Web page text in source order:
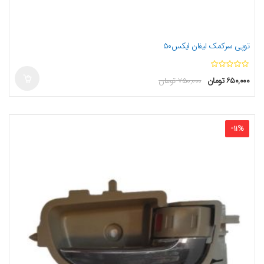
توپی سرکمک لیفان ایکس۵۰
۷۵۰,۰۰۰تومان ۶۵۰,۰۰۰تومان
-11%